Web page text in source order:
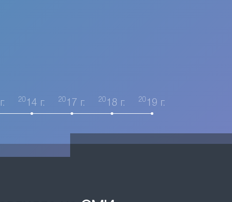
20 14 г. 20 17 г. 20 18 г. 20 19 г.